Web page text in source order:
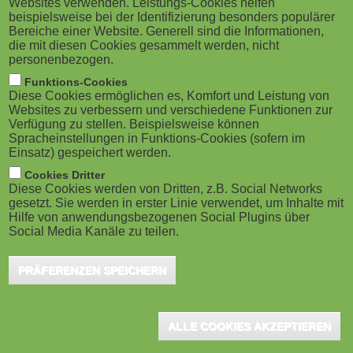
M
o
b
i
l
e
)
g
a
o
n
Aachen/Berlin, Oktober 2020 - Am 16. November
startet die Webinar-Powerwoche von inside und
Cornelsen eCademy rund um die digitale Aus- und
Weiterbildung. Dazu finden vom 16. bis 20. November
täglich kostenlose Webinare zu aktuellen Themen der
betrieblichen Aus- und Weiterbildung statt.
kommen zu Wort, berichten über ihre Erfahrungen,
Websites verwenden. Leistungs-Cookies helfen
beispielsweise bei der Identifizierung besonders populärer
Bereiche einer Website. Generell sind die Informationen,
die mit diesen Cookies gesammelt werden, nicht
personenbezogen.
Funktions-Cookies
Diese Cookies ermöglichen es, Komfort und Leistung von
Websites zu verbessern und verschiedene Funktionen zur
Verfügung zu stellen. Beispielsweise können
Spracheinstellungen in Funktions-Cookies (sofern im
Einsatz) gespeichert werden.
Cookies Dritter
Diese Cookies werden von Dritten, z.B. Social Networks
gesetzt. Sie werden in erster Linie verwendet, um Inhalte mit
Hilfe von anwendungsbezogenen Social Plugins über
Social Media Kanäle zu teilen.
PRÄFERENZEN SPEICHERN
ALLE COOKIES AKZEPTIEREN